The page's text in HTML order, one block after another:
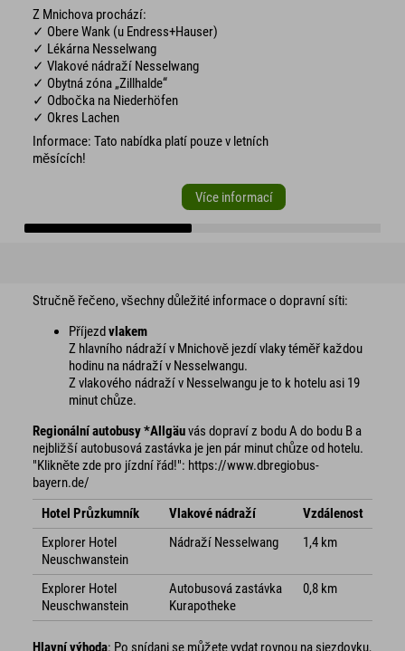
Z Mnichova prochází:
✓ Obere Wank (u Endress+Hauser)
✓ Lékárna Nesselwang
✓ Vlakové nádraží Nesselwang
✓ Obytná zóna „Zillhalde“
✓ Odbočka na Niederhöfen
✓ Okres Lachen
Informace: Tato nabídka platí pouze v letních
měsících!
Více informací
Stručně řečeno, všechny důležité informace o dopravní síti:
Příjezd vlakem
Z hlavního nádraží v Mnichově jezdí vlaky téměř každou
hodinu na nádraží v Nesselwangu.
Z vlakového nádraží v Nesselwangu je to k hotelu asi 19
minut chůze.
Regionální autobusy *Allgäuvás dopraví z bodu A do bodu B a
nejbližší autobusová zastávka je jen pár minut chůze od hotelu.
"Klikněte zde pro jízdní řád!": https://www.dbregiobus-
bayern.de/
Hotel Průzkumník
Vlakové nádraží
Vzdálenost
Explorer Hotel
Neuschwanstein
Nádraží Nesselwang 1,4 km
Explorer Hotel
Neuschwanstein
Autobusová zastávka
Kurapotheke
0,8 km
Hlavní výhoda: Po snídani se můžete vydat rovnou na sjezdovku,